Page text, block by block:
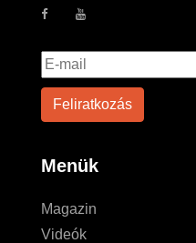
Menük
Magazin
Videók